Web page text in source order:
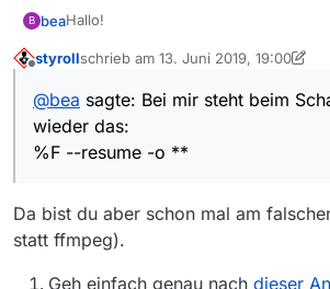
B beaHallo!
Weder kann ich downloaden noch
aufscheint.
Ich habe hier schon etwas gesucht
Schalter/ User Agenten ausprobiert,
das irgendwie nicht. Ich arbeite auf
%F --resume -o **
Kann mir wer helfen? Danke
styrollschrieb am 13. Juni 2019, 19:00
zuletzt editiert von styroll
@bea sagte: Bei mir steht beim
wieder das:
%F --resume -o **
Da bist du aber schon mal am
statt ffmpeg).
Geh einfach genau nach dieser